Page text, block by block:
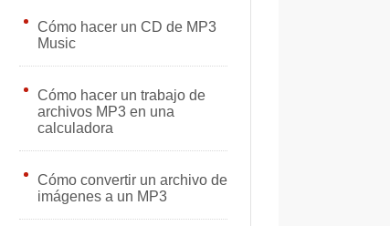
Cómo hacer un CD de MP3
Music
Cómo hacer un trabajo de
archivos MP3 en una
calculadora
Cómo convertir un archivo de
imágenes a un MP3